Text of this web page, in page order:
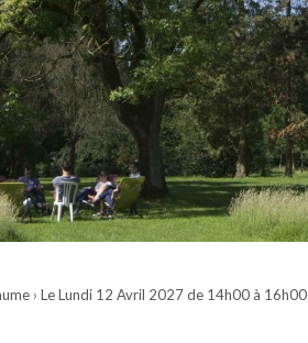
› Le Lundi 12 Avril 2027 de 14h00 à 16h00